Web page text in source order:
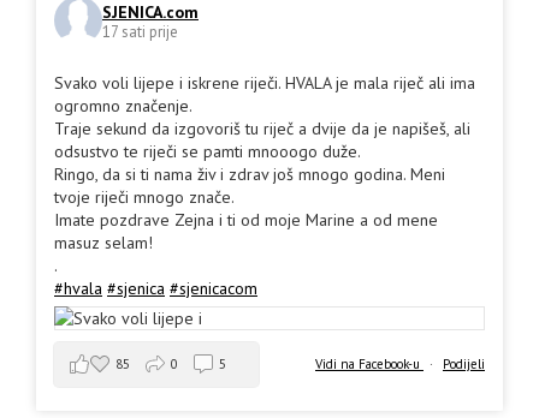
SJENICA.com
17 sati prije
Svako voli lijepe i iskrene riječi. HVALA je mala riječ ali ima
ogromno značenje.
Traje sekund da izgovoriš tu riječ a dvije da je napišeš, ali
odsustvo te riječi se pamti mnooogo duže.
Ringo, da si ti nama živ i zdrav još mnogo godina. Meni
tvoje riječi mnogo znače.
Imate pozdrave Zejna i ti od moje Marine a od mene
masuz selam!
.
#hvala #sjenica #sjenicacom
Vidi na Facebook-u · Podijeli
85 0 5